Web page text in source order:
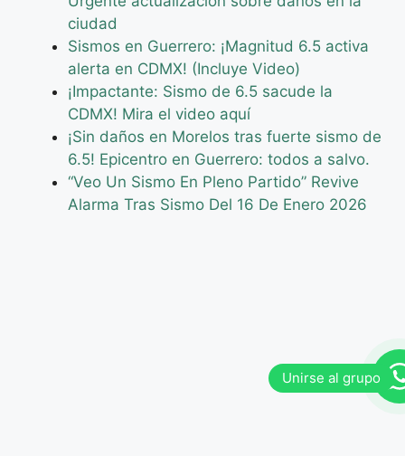
ciudad
Sismos en Guerrero: ¡Magnitud 6.5 activa
alerta en CDMX! (Incluye Video)
¡Impactante: Sismo de 6.5 sacude la
CDMX! Mira el video aquí
¡Sin daños en Morelos tras fuerte sismo de
6.5! Epicentro en Guerrero: todos a salvo.
“Veo Un Sismo En Pleno Partido” Revive
Alarma Tras Sismo Del 16 De Enero 2026